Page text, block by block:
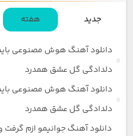
جدید هفته
دانلود آهنگ هوش مصنوعی
دلدادگی گل عشق همدرد
دانلود آهنگ هوش مصنوعی
دلدادگی گل عشق همدرد
دانلود آهنگ جوانیمو ازم